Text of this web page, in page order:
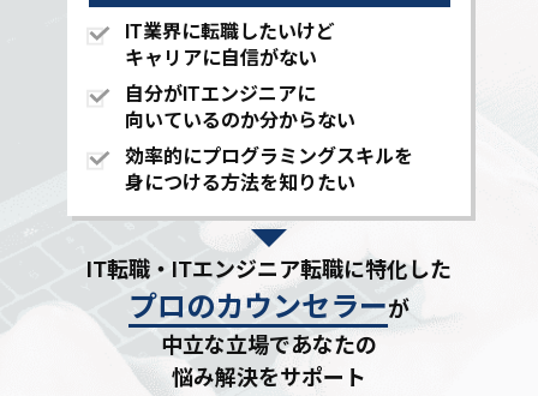
IT業界に転職したいけど
キャリアに自信がない
自分がITエンジニアに
向いているのか分からない
効率的にプログラミングスキルを
身につける方法を知りたい
IT転職・ITエンジニア転職に特化した
プロのカウンセラーが
中立な立場であなたの
悩み解決をサポート